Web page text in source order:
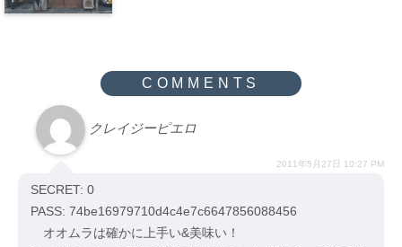
クレイジーピエロ
2011年5月27日 10:27 PM
SECRET: 0
PASS: 74be16979710d4c4e7c6647856088456
オオムラは確かに上手い&美味い！